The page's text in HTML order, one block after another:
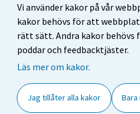
Vi använder kakor på vår
kakor behövs för att
rätt sätt. Andra kakor behövs
poddar och feedbacktjäster.
Läs mer om kakor.
Jag tillåter alla kakor
Användarvillkor
Dataskydd
Tillgänglighet
Cookie-inställningar